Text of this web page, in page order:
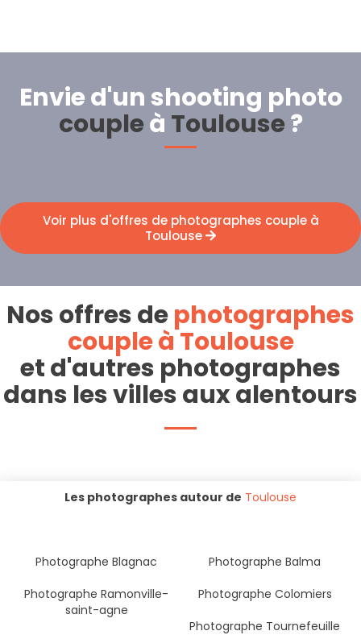
Envie d'un shooting photo
coupleà Toulouse?
Voir plus d'offres de photographes couple à
Toulouse
Nos offres dephotographes
couple à Toulouse
et d'autres photographes
dans les villes aux alentours
Les photographes autour de Toulouse
Photographe Blagnac
Photographe Balma
Photographe Ramonville-
saint-agne
Photographe Colomiers
Photographe Tournefeuille